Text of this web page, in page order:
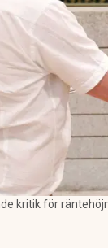
kritik för